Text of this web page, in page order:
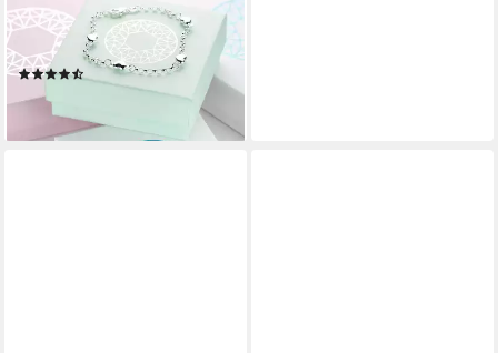
Herzen Silber SA-108, 925
Sterling Silber, rhodiniert
43,95 €
lieferbar - in 2-3 Werktagen bei dir